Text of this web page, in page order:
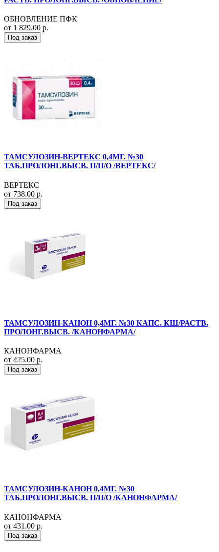
ОБНОВЛЕНИЕ ПФК
от 1 829.00 р.
Под заказ
ТАМСУЛОЗИН-ВЕРТЕКС 0,4МГ. №30
ТАБ.ПРОЛОНГ.ВЫСВ. П/П/О /ВЕРТЕКС/
ВЕРТЕКС
от 738.00 р.
Под заказ
ТАМСУЛОЗИН-КАНОН 0,4МГ. №30 КАПС. КШ/РАСТВ.
ПРОЛОНГ.ВЫСВ. /КАНОНФАРМА/
КАНОНФАРМА
от 425.00 р.
Под заказ
ТАМСУЛОЗИН-КАНОН 0,4МГ. №30
ТАБ.ПРОЛОНГ.ВЫСВ. П/П/О /КАНОНФАРМА/
КАНОНФАРМА
от 431.00 р.
Под заказ